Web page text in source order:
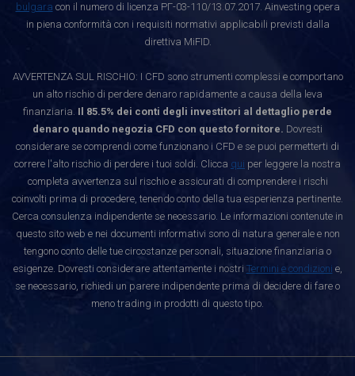
bulgara con il numero di licenza РГ-03-110/13.07.2017. Ainvesting opera
in piena conformità con i requisiti normativi applicabili previsti dalla
direttiva MiFID.
AVVERTENZA SUL RISCHIO: I CFD sono strumenti complessi e comportano
un alto rischio di perdere denaro rapidamente a causa della leva
finanziaria. Il 85.5% dei conti degli investitori al dettaglio perde
denaro quando negozia CFD con questo fornitore. Dovresti
considerare se comprendi come funzionano i CFD e se puoi permetterti di
correre l'alto rischio di perdere i tuoi soldi. Clicca qui per leggere la nostra
completa avvertenza sul rischio e assicurati di comprendere i rischi
coinvolti prima di procedere, tenendo conto della tua esperienza pertinente.
Cerca consulenza indipendente se necessario. Le informazioni contenute in
questo sito web e nei documenti informativi sono di natura generale e non
tengono conto delle tue circostanze personali, situazione finanziaria o
esigenze. Dovresti considerare attentamente i nostri Termini e condizioni e,
se necessario, richiedi un parere indipendente prima di decidere di fare o
meno trading in prodotti di questo tipo.